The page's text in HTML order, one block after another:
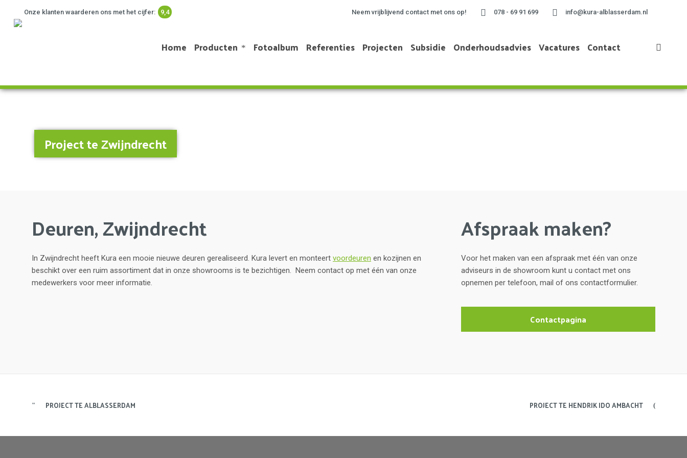
Onze klanten waarderen ons met het cijfer: 9,4 Neem vrijblijvend contact met ons op! 078 - 69 91 699 info@kura-alblasserdam.nl
Home Producten Fotoalbum Referenties Projecten Subsidie Onderhoudsadvies Vacatures Contact
Project te Zwijndrecht
Deuren, Zwijndrecht
In Zwijndrecht heeft Kura een mooie nieuwe deuren gerealiseerd. Kura levert en monteert voordeuren en kozijnen en
beschikt over een ruim assortiment dat in onze showrooms is te bezichtigen. Neem contact op met één van onze
medewerkers voor meer informatie.
Afspraak maken?
Voor het maken van een afspraak met één van onze
adviseurs in de showroom kunt u contact met ons
opnemen per telefoon, mail of ons contactformulier.
Contactpagina
PROJECT TE ALBLASSERDAM PROJECT TE HENDRIK IDO AMBACHT